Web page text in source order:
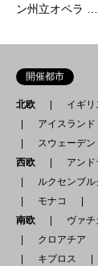
ン州立オペラ
開催都市
北欧 イギ
アイスランド
スウェーデ
西欧
アンド
ルクセンブ
モナコ
南欧
ヴァ
クロアチア
キプロス